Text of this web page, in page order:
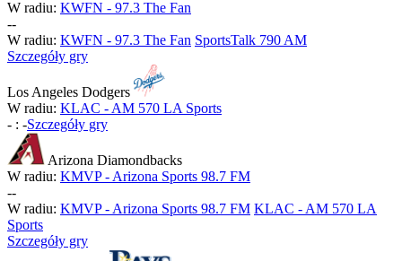
W radiu: KWFN - 97.3 The Fan
--
W radiu: KWFN - 97.3 The Fan SportsTalk 790 AM
Szczegóły gry
Los Angeles Dodgers
W radiu: KLAC - AM 570 LA Sports
- : -Szczegóły gry
Arizona Diamondbacks
W radiu: KMVP - Arizona Sports 98.7 FM
--
W radiu: KMVP - Arizona Sports 98.7 FM KLAC - AM 570 LA
Sports
Szczegóły gry